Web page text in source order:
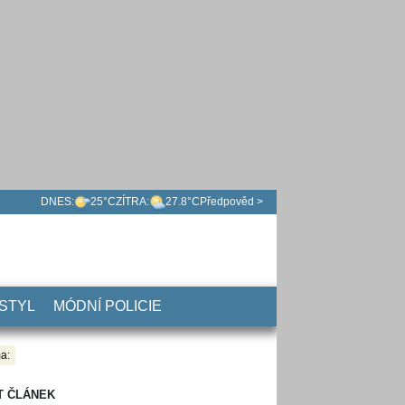
DNES: 25°CZÍTRA: 27.8°C Předpověd >
MÓDNÍ POLICIE
ČLÁNEK